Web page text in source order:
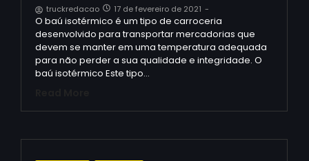
truckredacao 17 de fevereiro de 2021 -
O baú isotérmico é um tipo de carroceria
desenvolvido para transportar mercadorias que
devem se manter em uma temperatura adequada
para não perder a sua qualidade e integridade. O
baú isotérmico Este tipo…